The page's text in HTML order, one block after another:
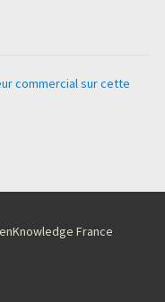
commercial sur cette
France